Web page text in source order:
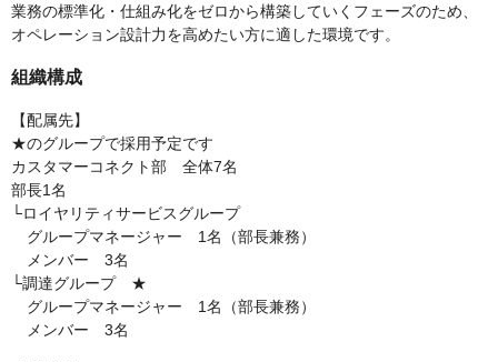
業務の標準化・仕組み化をゼロから構築していくフェーズのため、
オペレーション設計力を高めたい方に適した環境です。
組織構成
【配属先】
★のグループで採用予定です
カスタマーコネクト部 全体7名
部長1名
└ロイヤリティサービスグループ
グループマネージャー 1名（部長兼務）
メンバー 3名
└調達グループ ★
グループマネージャー 1名（部長兼務）
メンバー 3名